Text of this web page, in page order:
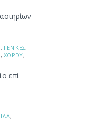
, ΓΕΝΙΚΕΣ,
,ΧΟΡΟΥ,
επί
,